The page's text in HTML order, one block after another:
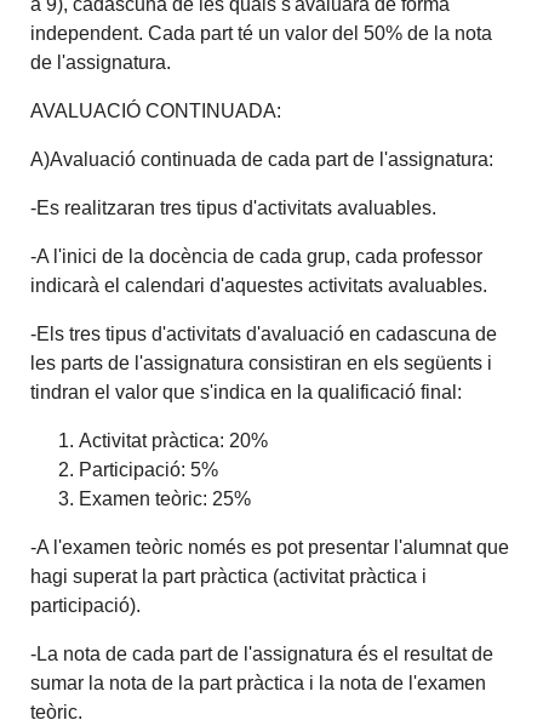
a 9), cadascuna de les quals s'avaluarà de forma
independent. Cada part té un valor del 50% de la nota
de l'assignatura.
AVALUACIÓ CONTINUADA:
A)Avaluació continuada de cada part de l'assignatura:
-Es realitzaran tres tipus d'activitats avaluables.
-A l'inici de la docència de cada grup, cada professor
indicarà el calendari d'aquestes activitats avaluables.
-Els tres tipus d'activitats d'avaluació en cadascuna de
les parts de l'assignatura consistiran en els següents i
tindran el valor que s'indica en la qualificació final:
Activitat pràctica: 20%
Participació: 5%
Examen teòric: 25%
-A l'examen teòric només es pot presentar l'alumnat que
hagi superat la part pràctica (activitat pràctica i
participació).
-La nota de cada part de l'assignatura és el resultat de
sumar la nota de la part pràctica i la nota de l'examen
teòric.